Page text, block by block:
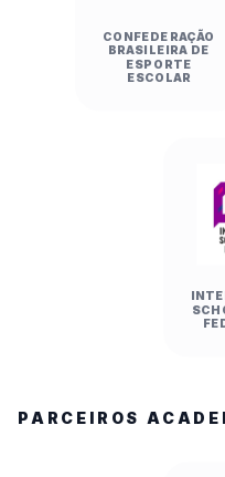
CONFEDERAÇÃO
BRASILEIRA DE
ESPORTE
ESCOLAR
PARCEIROS